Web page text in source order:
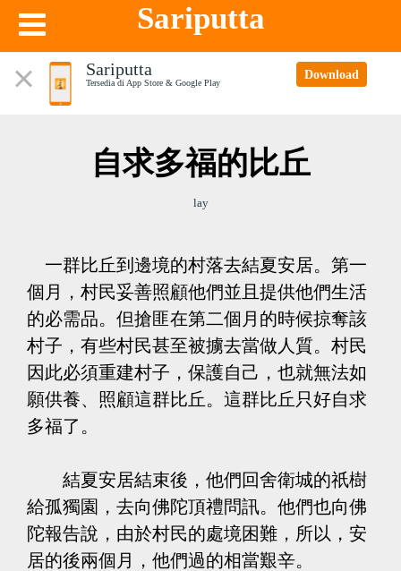
Sariputta
Sariputta
Tersedia di App Store & Google Play
Download
自求多福的比丘
lay
一群比丘到邊境的村落去結夏安居。第一
個月，村民妥善照顧他們並且提供他們生活
的必需品。但搶匪在第二個月的時候掠奪該
村子，有些村民甚至被擄去當做人質。村民
因此必須重建村子，保護自己，也就無法如
願供養、照顧這群比丘。這群比丘只好自求
多福了。
結夏安居結束後，他們回舍衛城的祇樹
給孤獨園，去向佛陀頂禮問訊。他們也向佛
陀報告說，由於村民的處境困難，所以，安
居的後兩個月，他們過的相當艱辛。